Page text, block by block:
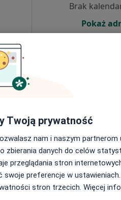
350 zł
Brak
Pokaż
Brak
Pokaż
Twoją prywatność
nam i naszym
zbierania danych do celów
przeglądania stron
swoje preferencje w
stron trzecich. Więcej